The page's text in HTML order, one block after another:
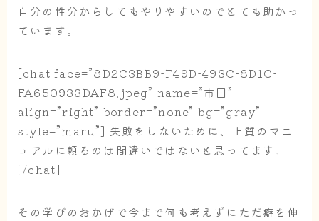
自分の性分からしてもやりやすいのでとても助かっ
ています。
[chat face=”8D2C3BB9-F49D-493C-8D1C-
FA650933DAF8.jpeg” name=”市田”
align=”right” border=”none” bg=”gray”
style=”maru”] 失敗をしないために、上質のマニ
ュアルに頼るのは間違いではないと思ってます。
[/chat]
その学びのおかげで今まで何も考えずにただ癖を伸